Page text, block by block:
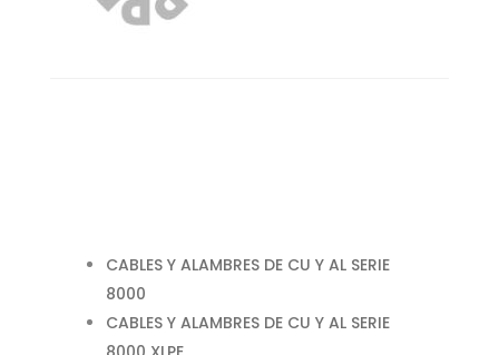
CABLES Y ALAMBRES DE CU Y AL SERIE
8000
CABLES Y ALAMBRES DE CU Y AL SERIE